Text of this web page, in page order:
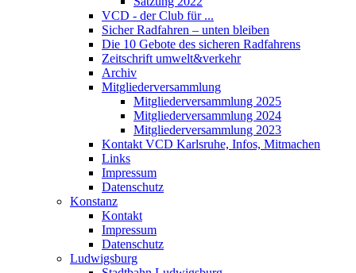
VCD - der Club für ...
Sicher Radfahren – unten bleiben
Die 10 Gebote des sicheren Radfahrens
Zeitschrift umwelt&verkehr
Archiv
Mitgliederversammlung
Mitgliederversammlung 2025
Mitgliederversammlung 2024
Mitgliederversammlung 2023
Kontakt VCD Karlsruhe, Infos, Mitmachen
Links
Impressum
Datenschutz
Konstanz
Kontakt
Impressum
Datenschutz
Ludwigsburg